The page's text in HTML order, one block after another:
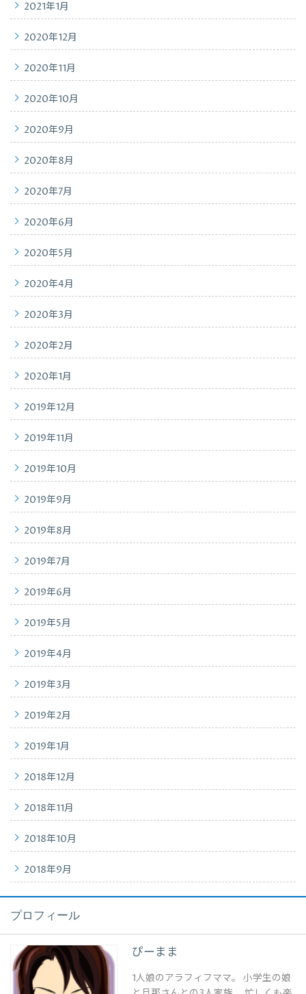
2021年1月
2020年12月
2020年11月
2020年10月
2020年9月
2020年8月
2020年7月
2020年6月
2020年5月
2020年4月
2020年3月
2020年2月
2020年1月
2019年12月
2019年11月
2019年10月
2019年9月
2019年8月
2019年7月
2019年6月
2019年5月
2019年4月
2019年3月
2019年2月
2019年1月
2018年12月
2018年11月
2018年10月
2018年9月
プロフィール
ぴーまま
1人娘のアラフィフママ。 小学生の娘